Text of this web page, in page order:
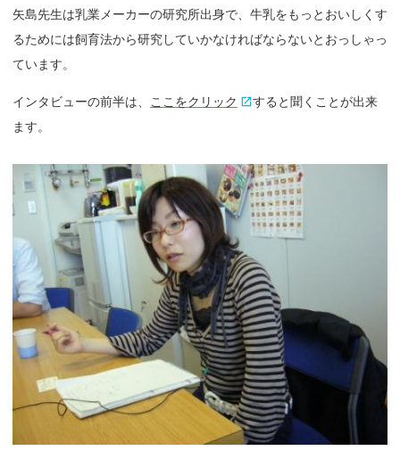
矢島先生は乳業メーカーの研究所出身で、牛乳をもっとおいしくす
るためには飼育法から研究していかなければならないとおっしゃっ
ています。
インタビューの前半は、 ここをクリック
すると聞くことが出来
ます。